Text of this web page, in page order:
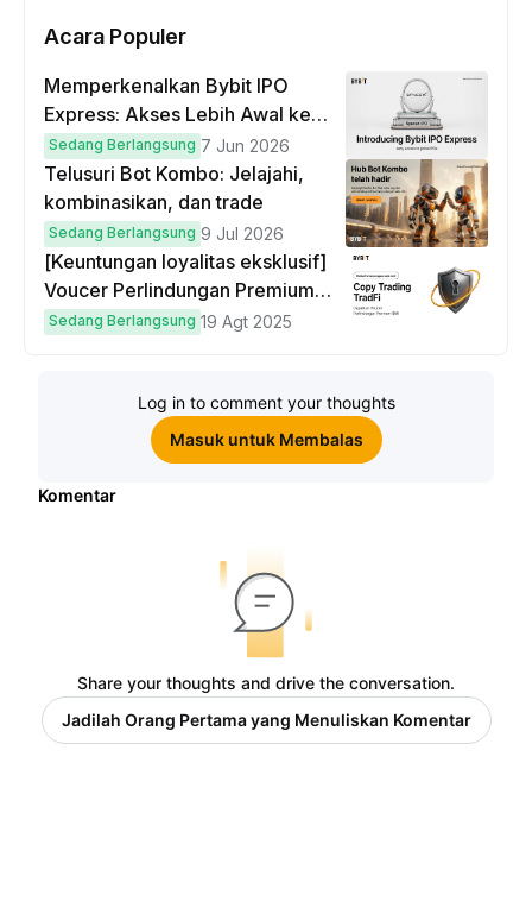
Acara Populer
Memperkenalkan Bybit IPO
Express: Akses Lebih Awal ke
IPO Global!
Sedang Berlangsung 7 Jun 2026
Telusuri Bot Kombo: Jelajahi,
kombinasikan, dan trade
Sedang Berlangsung 9 Jul 2026
[Keuntungan loyalitas eksklusif]
Voucer Perlindungan Premium
hingga $50
Sedang Berlangsung 19 Agt 2025
Log in to comment your thoughts
Masuk untuk Membalas
Komentar
Share your thoughts and drive the conversation.
Jadilah Orang Pertama yang Menuliskan Komentar